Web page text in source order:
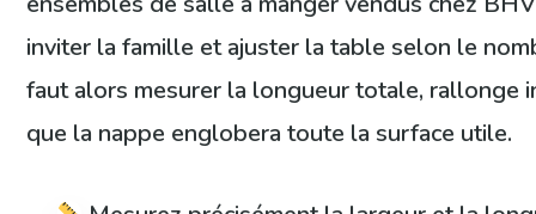
inviter la famille et ajuster la table selon le
faut alors mesurer la longueur totale, rallonge
que la nappe englobera toute la surface utile.